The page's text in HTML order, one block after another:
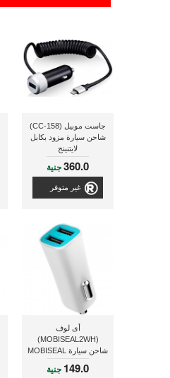
جاست موبيل (CC-158)
شاحن سيارة مزود بكابل
لايتنينج
360.0جنية
غير متوفر
أى لوف
(MOBISEAL2WH)
شاحن سيارة MOBISEAL
2 مزود بعدد 2 منافذ يو
إس بى بقدرة 3.4 أمبير
149.0 جنية